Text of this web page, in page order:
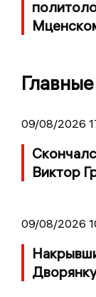
09/08/2026
Виктор
09/08/2026
Дворянку